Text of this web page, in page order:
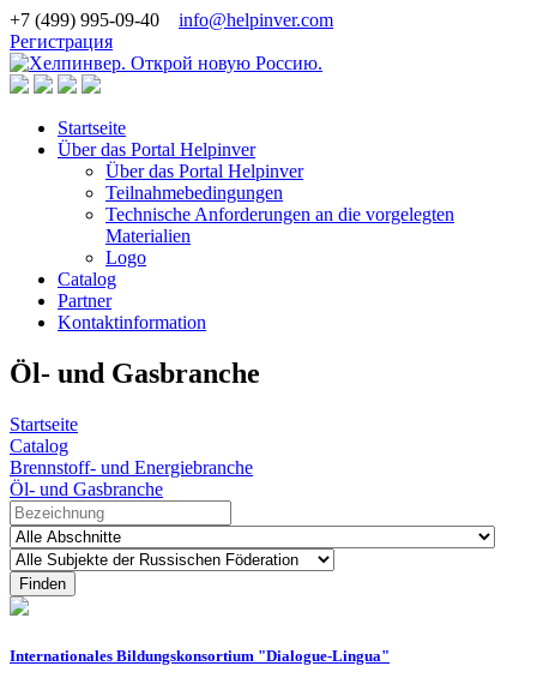
+7 (499) 995-09-40
info@helpinver.com
Регистрация
Startseite
Über das Portal Helpinver
Über das Portal Helpinver
Teilnahmebedingungen
Technische Anforderungen an die vorgelegten
Materialien
Logo
Catalog
Partner
Kontaktinformation
Öl- und Gasbranche
Startseite
Catalog
Brennstoff- und Energiebranche
Öl- und Gasbranche
Internationales Bildungskonsortium "Dialogue-Lingua"